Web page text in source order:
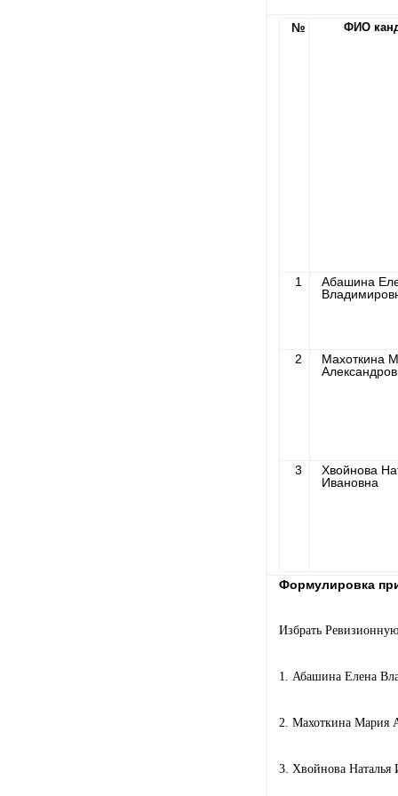
№ ФИО
1
Абашина
2
Махоткина
3
Хвойнова
Ивановна
Формулировка
Избрать
1. Абашина Елена
2. Махоткина Мария
3. Хвойнова Наталья